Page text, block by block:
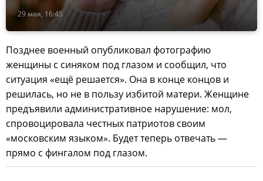
29 мая, 16:45
Позднее военный опубликовал фотографию
женщины с синяком под глазом и сообщил, что
ситуация «ещё решается». Она в конце концов и
решилась, но не в пользу избитой матери. Женщине
предъявили административное нарушение: мол,
cпровоцировала честных патриотов своим
«московским языком». Будет теперь отвечать —
прямо с фингалом под глазом.